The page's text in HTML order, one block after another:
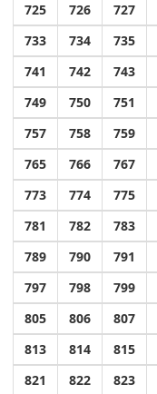
725
726 727
733
734 735
741
742 743
749
750 751
757
758 759
765
766 767
773
774 775
781
782 783
789
790 791
797
798 799
805
806 807
813
814 815
821
822 823